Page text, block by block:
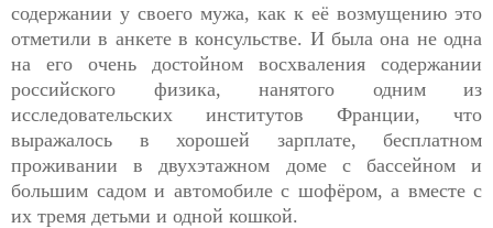
содержании у своего мужа, как к её возмущению это
отметили в анкете в консульстве. И была она не одна
на его очень достойном восхваления содержании
российского физика, нанятого одним из
исследовательских институтов Франции, что
выражалось в хорошей зарплате, бесплатном
проживании в двухэтажном доме с бассейном и
большим садом и автомобиле с шофёром, а вместе с
их тремя детьми и одной кошкой.